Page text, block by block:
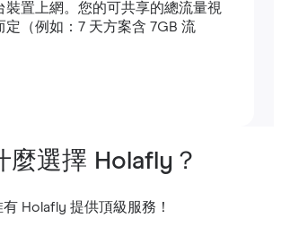
裝置上網。您的可共享的總流量視
定（例如：7 天方案含 7GB 流
麼選擇 Holafly？
有 Holafly 提供頂級服務！